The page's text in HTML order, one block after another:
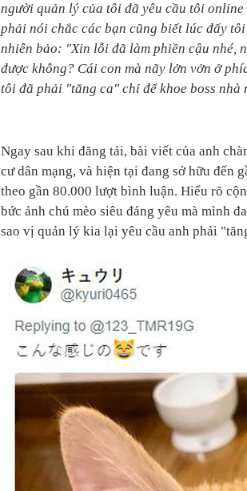
người quản lý của tôi đã yêu cầu tôi
phải nói chắc các bạn cũng biết lúc đấy
nhiên bảo: "Xin lỗi đã làm phiền cậu nhé,
được không? Cái con mà nãy lởn vởn ở
tôi đã phải "tăng ca" chỉ để khoe boss nhà
Ngay sau khi đăng tải, bài viết của anh
cư dân mạng, và hiện tại đang sở hữu đến
theo gần 80.000 lượt bình luận. Hiểu rõ
bức ảnh chú mèo siêu đáng yêu mà mình
sao vị quản lý kia lại yêu cầu anh phải